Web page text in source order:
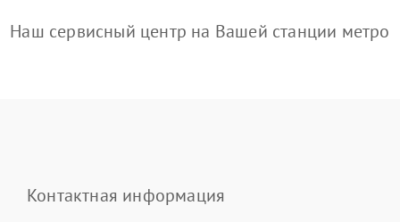
Наш сервисный центр на Вашей станции метро
Контактная информация